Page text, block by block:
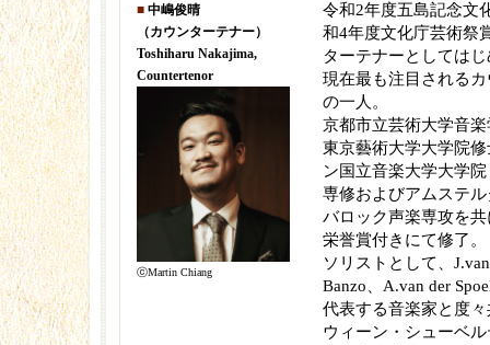
■ 中嶋俊晴
（カウンターテナー）
Toshiharu Nakajima,
Countertenor
ⓒMartin Chiang
令和2年度五島記念文
和4年度文化庁芸術祭
ターテナーとしては
現在最も注目される
の一人。
京都市立芸術大学音
東京藝術大学大学院
ン国立音楽大学大学
専修およびアムステ
バロック声楽専攻を
栄誉賞付きにて修了。
ソリストとして、
Banzo、A.van der
代表する音楽家と度
ウィーン・シューベ